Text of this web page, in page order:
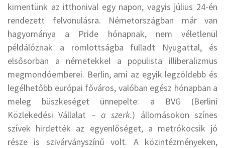
kimentünk az itthonival egy napon, vagyis július 24-én
rendezett felvonulásra. Németországban már van
hagyománya a Pride hónapnak, nem véletlenül
példálóznak a romlottságba fulladt Nyugattal, és
elsősorban a németekkel a populista illiberalizmus
megmondóemberei. Berlin, ami az egyik legzöldebb és
legélhetőbb európai főváros, valóban egész hónapban a
meleg büszkeséget ünnepelte: a BVG (Berlini
Közlekedési Vállalat – a szerk.) állomásokon színes
szívek hirdették az egyenlőséget, a metrókocsik jó
része is szivárványszínű volt. A közintézményeken,